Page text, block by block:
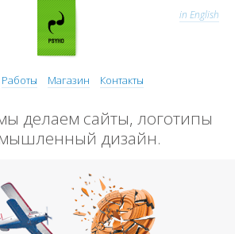
Работы Магазин Контакты
in English
делаем сайты, логотипы
дизайн.